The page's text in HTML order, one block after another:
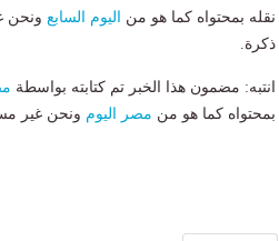
نقله بمحتواه كما هو من
اليوم السابع ونحن
ذكرة.
انتبه: مضمون هذا الخبر تم كتابته بواسطة
بمحتواه كما هو من مصر اليوم ونحن غير